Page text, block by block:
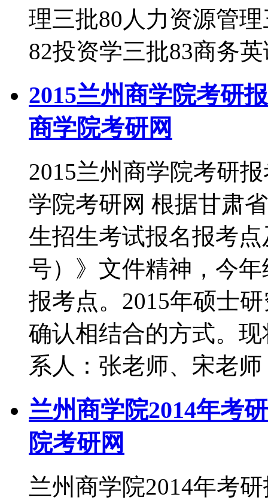
理三批80人力资源管
82投资学三批83商务
2015兰州商学院考研
商学院考研网
2015兰州商学院考研
学院考研网 根据甘肃
生招生考试报名报考
号）》文件精神，今
报考点。2015年硕士
确认相结合的方式。
系人：张老师、宋老师
兰州商学院2014年考
院考研网
兰州商学院2014年考